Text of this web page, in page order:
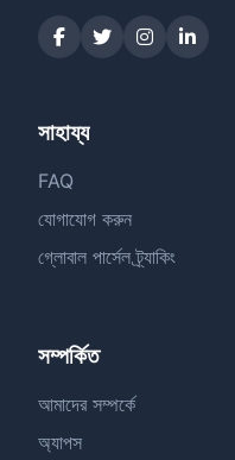
সাহায্য
FAQ
যোগাযোগ করুন
গ্লোবাল পার্সেল ট্র্যাকিং
সম্পর্কিত
আমাদের সম্পর্কে
অ্যাপস